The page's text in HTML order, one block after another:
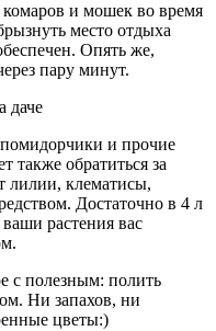
и мошек во время
место отдыха
Опять же,
пару минут.
даче
и прочие
также обратиться за
лилии, клематисы,
Достаточно в 4 л
растения вас
с полезным: полить
Ни запахов, ни
цветы:)